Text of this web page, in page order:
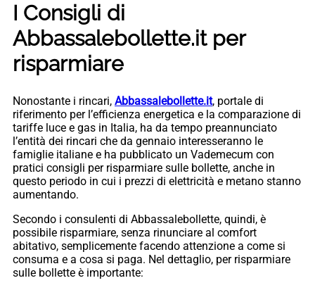
I Consigli di
Abbassalebollette.it per
risparmiare
Nonostante i rincari, Abbassalebollette.it, portale di
riferimento per l’efficienza energetica e la comparazione di
tariffe luce e gas in Italia, ha da tempo preannunciato
l’entità dei rincari che da gennaio interesseranno le
famiglie italiane e ha pubblicato un Vademecum con
pratici consigli per risparmiare sulle bollette, anche in
questo periodo in cui i prezzi di elettricità e metano stanno
aumentando.
Secondo i consulenti di Abbassalebollette, quindi, è
possibile risparmiare, senza rinunciare al comfort
abitativo, semplicemente facendo attenzione a come si
consuma e a cosa si paga. Nel dettaglio, per risparmiare
sulle bollette è importante: